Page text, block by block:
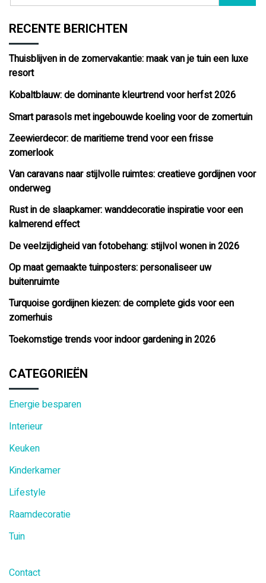
RECENTE BERICHTEN
Thuisblijven in de zomervakantie: maak van je tuin een luxe
resort
Kobaltblauw: de dominante kleurtrend voor herfst 2026
Smart parasols met ingebouwde koeling voor de zomertuin
Zeewierdecor: de maritieme trend voor een frisse
zomerlook
Van caravans naar stijlvolle ruimtes: creatieve gordijnen voor
onderweg
Rust in de slaapkamer: wanddecoratie inspiratie voor een
kalmerend effect
De veelzijdigheid van fotobehang: stijlvol wonen in 2026
Op maat gemaakte tuinposters: personaliseer uw
buitenruimte
Turquoise gordijnen kiezen: de complete gids voor een
zomerhuis
Toekomstige trends voor indoor gardening in 2026
CATEGORIEËN
Energie besparen
Interieur
Keuken
Kinderkamer
Lifestyle
Raamdecoratie
Tuin
Contact